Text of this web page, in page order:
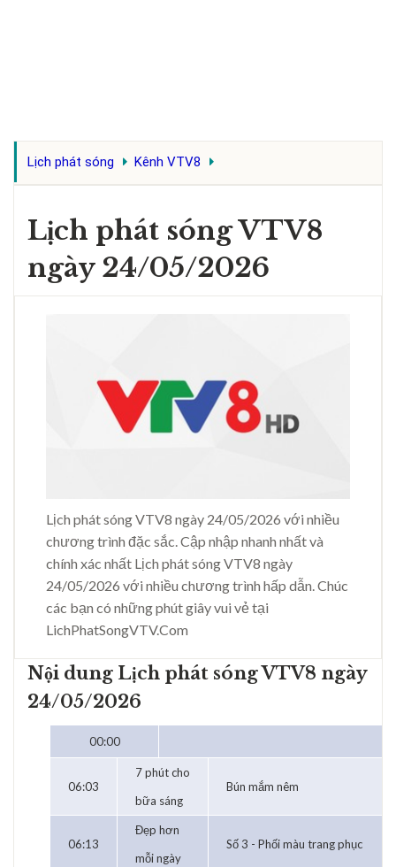
Lịch phát sóng Kênh VTV8
Lịch phát sóng VTV8
ngày 24/05/2026
Lịch phát sóng VTV8 ngày 24/05/2026 với nhiều
chương trình đặc sắc. Cập nhập nhanh nhất và
chính xác nhất Lịch phát sóng VTV8 ngày
24/05/2026 với nhiều chương trình hấp dẫn. Chúc
các bạn có những phút giây vui vẻ tại
LichPhatSongVTV.Com
Nội dung Lịch phát sóng VTV8 ngày
24/05/2026
00:00
06:03
7 phút cho
bữa sáng
Bún mắm nêm
06:13
Đẹp hơn
mỗi ngày
Số 3 - Phối màu trang phục